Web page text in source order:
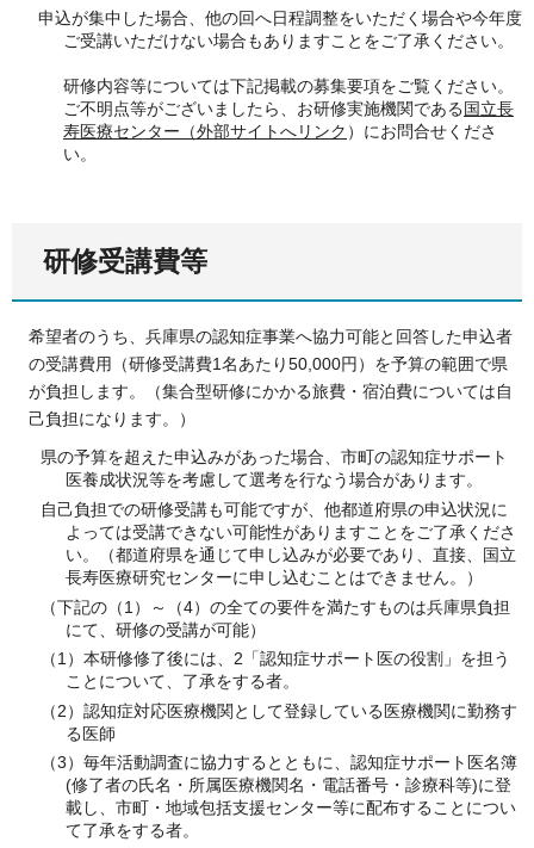
申込が集中した場合、他の回へ日程調整をいただく場合や今年度
ご受講いただけない場合もありますことをご了承ください。
研修内容等については下記掲載の募集要項をご覧ください。
ご不明点等がございましたら、お研修実施機関である 国立長
寿医療センター（外部サイトへリンク ）にお問合せくださ
い。
研修受講費等
希望者のうち、兵庫県の認知症事業へ協力可能と回答した申込者
の受講費用（研修受講費1名あたり50,000円）を予算の範囲で県
が負担します。（集合型研修にかかる旅費・宿泊費については自
己負担になります。）
県の予算を超えた申込みがあった場合、市町の認知症サポート
医養成状況等を考慮して選考を行なう場合があります。
自己負担での研修受講も可能ですが、他都道府県の申込状況に
よっては受講できない可能性がありますことをご了承くださ
い。（都道府県を通じて申し込みが必要であり、直接、国立
長寿医療研究センターに申し込むことはできません。）
（下記の（1）～（4）の全ての要件を満たすものは兵庫県負担
にて、研修の受講が可能）
（1）本研修修了後には、2「認知症サポート医の役割」を担う
ことについて、了承をする者。
（2）認知症対応医療機関として登録している医療機関に勤務す
る医師
（3）毎年活動調査に協力するとともに、認知症サポート医名簿
(修了者の氏名・所属医療機関名・電話番号・診療科等)に登
載し、市町・地域包括支援センター等に配布することについ
て了承をする者。